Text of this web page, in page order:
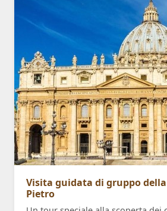
Visita guidata di gruppo
Pietro